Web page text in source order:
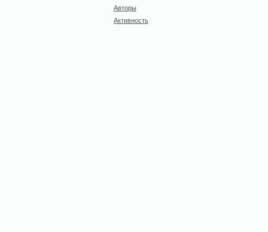
Авторы
Активность